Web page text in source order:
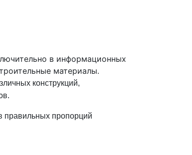
в информационных
материалы.
конструкций,
правильных пропорций